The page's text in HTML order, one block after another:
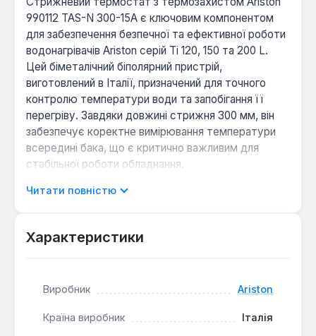
990112 TAS-N 300-15A є ключовим компонентом
для забезпечення безпечної та ефективної роботи
водонагрівачів Ariston серій Ti 120, 150 та 200 L.
Цей біметалічний біполярний пристрій,
виготовлений в Італії, призначений для точного
контролю температури води та запобігання її
перегріву. Завдяки довжині стрижня 300 мм, він
забезпечує коректне вимірювання температури
всередині бака, що є критично важливим для
стабільної роботи обладнання.
температурний режим, вмикаючи та
Захист від перегріву:
Інтегрована функція
критичної температури близько 75°C,
Читати повністю
Характеристики
Виробник Ariston
Країна виробник Італія